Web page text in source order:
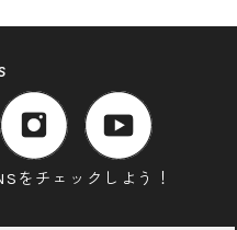
をチェックしよう！